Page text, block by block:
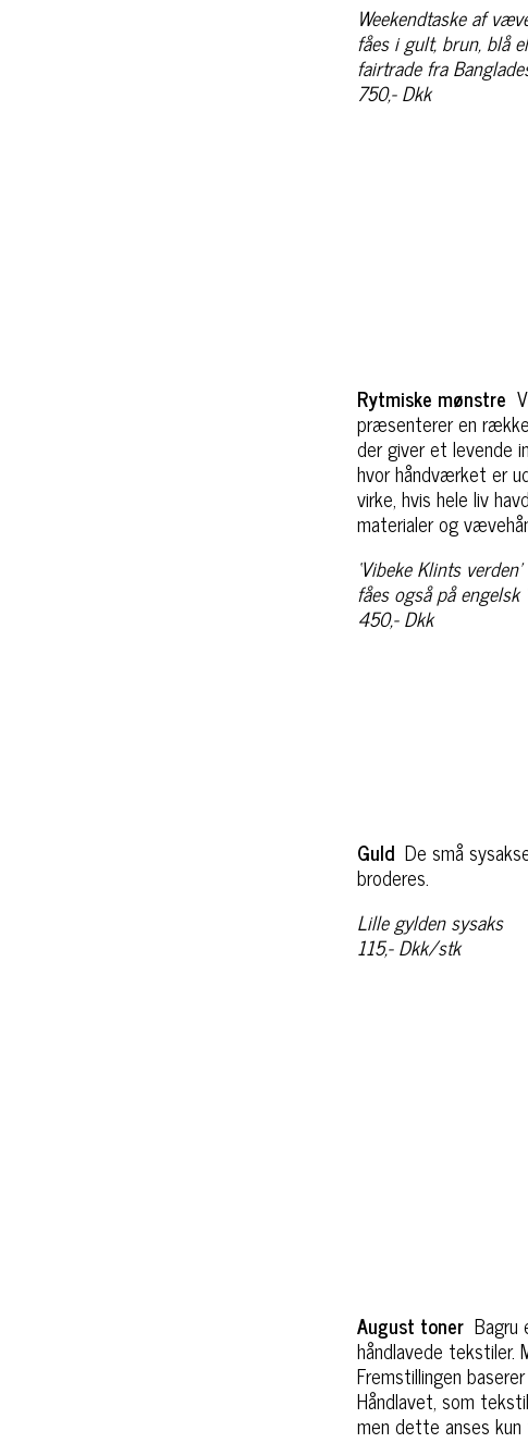
Weekendtaske af
fåes i gult, brun, blå
fairtrade fra
750,- Dkk
Rytmiske mønstre
præsenterer en
der giver et levende
hvor håndværket er
virke, hvis hele liv
materialer og
‘Vibeke Klints verden’
fåes også på engelsk
450,- Dkk
Guld De små
broderes.
Lille gylden sysaks
115,- Dkk/stk
August toner Bagru
håndlavede tekstiler.
Fremstillingen
Håndlavet, som
men dette anses